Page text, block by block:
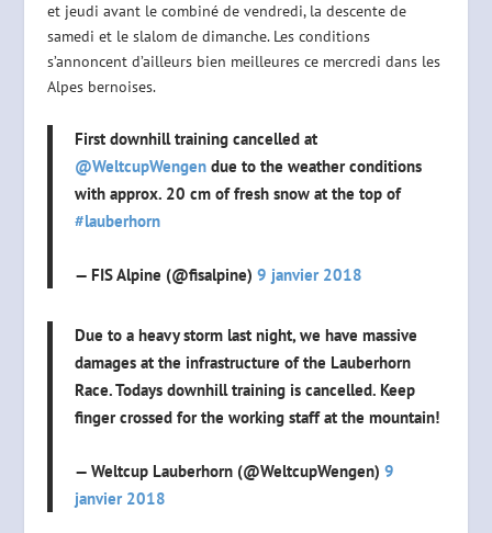
et jeudi avant le combiné de vendredi, la descente de
samedi et le slalom de dimanche. Les conditions
s’annoncent d’ailleurs bien meilleures ce mercredi dans les
Alpes bernoises.
First downhill training cancelled at
@WeltcupWengendue to the weather conditions
with approx. 20 cm of fresh snow at the top of
#lauberhorn
— FIS Alpine (@fisalpine) 9 janvier 2018
Due to a heavy storm last night, we have massive
damages at the infrastructure of the Lauberhorn
Race. Todays downhill training is cancelled. Keep
finger crossed for the working staff at the mountain!
— Weltcup Lauberhorn (@WeltcupWengen) 9
janvier 2018